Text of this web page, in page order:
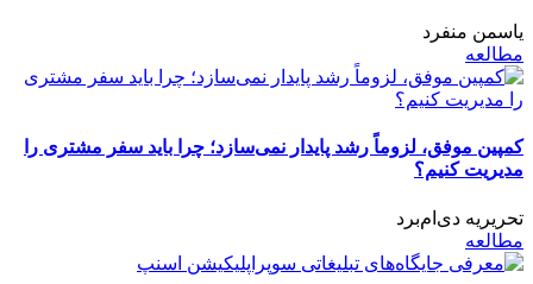
یاسمن منفرد
مطالعه
کمپین موفق، لزوماً رشد پایدار نمی‌سازد؛ چرا باید سفر مشتری را
مدیریت کنیم؟
تحریریه دی‌ام‌برد
مطالعه